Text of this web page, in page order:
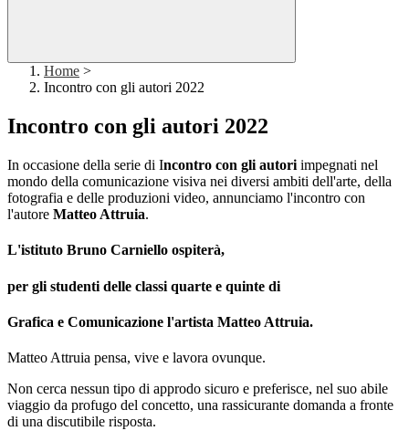
Home >
Incontro con gli autori 2022
Incontro con gli autori 2022
In occasione della serie di Incontro con gli autori impegnati nel
mondo della comunicazione visiva nei diversi ambiti dell'arte, della
fotografia e delle produzioni video, annunciamo l'incontro con
l'autore Matteo Attruia.
L'istituto Bruno Carniello ospiterà,
per gli studenti delle classi quarte e quinte di
Grafica e Comunicazione l'artista Matteo Attruia.
Matteo Attruia pensa, vive e lavora ovunque.
Non cerca nessun tipo di approdo sicuro e preferisce, nel suo abile
viaggio da profugo del concetto, una rassicurante domanda a fronte
di una discutibile risposta.